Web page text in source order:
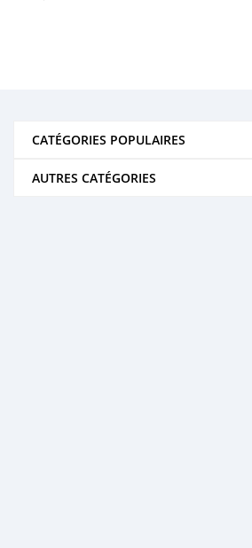
CATÉGORIES POPULAIRES
AUTRES CATÉGORIES